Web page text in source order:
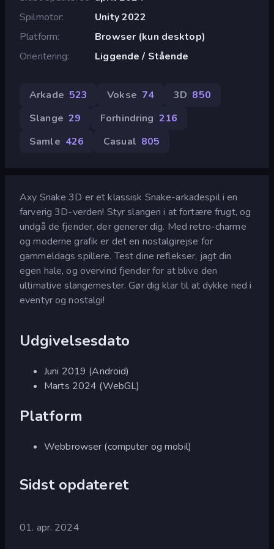
Spilmotor
Unity 2022
Platform
Browser (kun desktop)
Orientering
Liggende / Stående
Arkade 523 Vokse 74 3D 850
Slange 29 Forhindring 216
Samle 426 Casual 805
Axy Snake 3D er et klassisk Snake-arkadespil i en
farverig 3D-verden! Styr slangen i at fortære frugt, og
undgå de fjender, der generer dig. Med retro-charme
og moderne grafik er det en nostalgirejse for
gammeldags spillere. Test dine reflekser, jagt din
egen hale, og overvind fjender for at blive den
ultimative slangemester. Gør dig klar til at dykke ned i
eventyr og nostalgi!
Udgivelsesdato
Juni 2019 (Android)
Marts 2024 (WebGL)
Platform
Webbrowser (computer og mobil)
Sidst opdateret
01. apr. 2024